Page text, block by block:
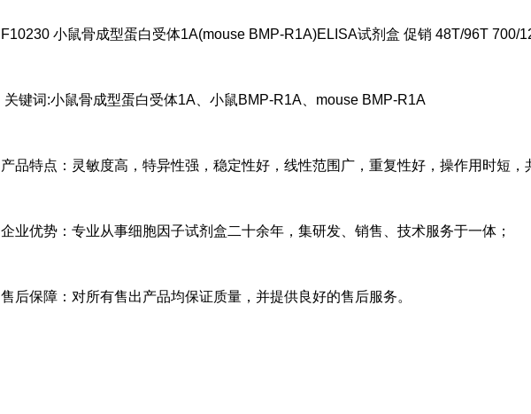
F10230 小鼠骨成型蛋白受体1A(mouse BMP-R1A)ELISA试剂盒 促销 48T/96T 700/
关键词:小鼠骨成型蛋白受体1A、小鼠BMP-R1A、mouse BMP-R1A
产品特点：灵敏度高，特异性强，稳定性好，线性范围广，重复性好，操作用时短，
企业优势：专业从事细胞因子试剂盒二十余年，集研发、销售、技术服务于一体；
售后保障：对所有售出产品均保证质量，并提供良好的售后服务。